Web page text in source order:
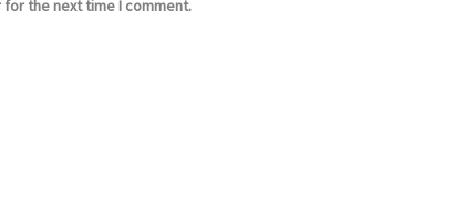
the next time I comment.